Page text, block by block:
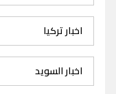
اخبار تركيا
اخبار السويد